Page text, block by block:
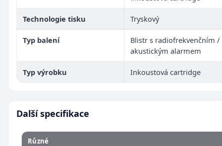
Technologie tisku Tryskový
Typ balení
Blistr s radiofrekvenčním /
akustickým alarmem
Typ výrobku Inkoustová cartridge
Další specifikace
Různé